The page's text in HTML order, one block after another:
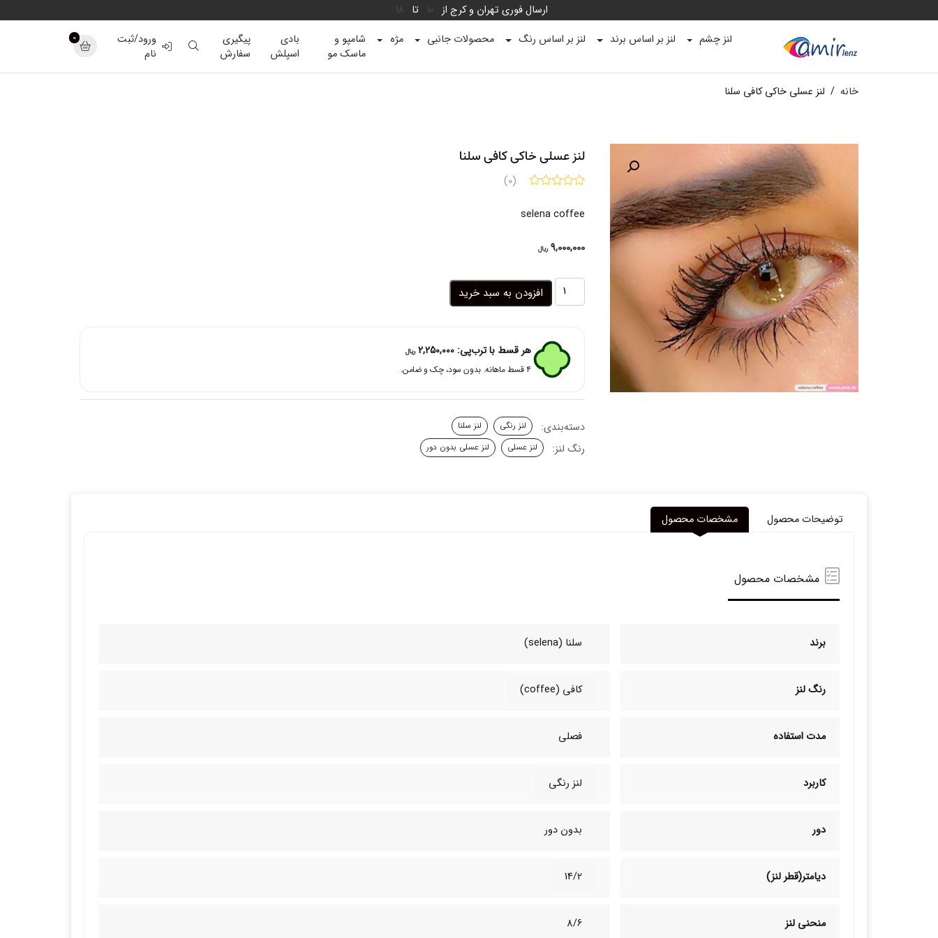
ارسال فوری تهران و کرج از 10 تا 18
لنز چشم لنز بر اساس برند لنز بر اساس رنگ محصولات جانبی مژه
شامپو و
ماسک مو
بادی
اسپلش
پیگیری
سفارش
ورود/ثبت
نام
0
خانه / لنز عسلی خاکی کافی سلنا
لنز عسلی خاکی کافی سلنا
(0)
selena coffee
9,000,000 ریال
لنز
عسلی
عدد
افزودن به سبد خرید
هر قسط با ترب‌پی: 2,250,000 ریال
۴ قسط ماهانه. بدون سود، چک و ضامن.
دسته‌بندی: لنز رنگی لنز سلنا
رنگ لنز: لنز عسلی لنز عسلی بدون دور
توضیحات محصول مشخصات محصول
مشخصات محصول
برند سلنا (selena)
رنگ لنز کافی (coffee)
مدت استفاده فصلی
کاربرد لنز رنگی
دور بدون دور
دیامتر(قطر لنز) 14/2
منحنی لنز 8/6